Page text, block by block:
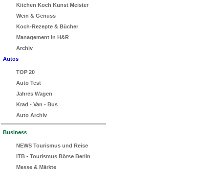
Kitchen Koch Kunst Meister
Wein & Genuss
Koch-Rezepte & Bücher
Management in H&R
Archiv
Autos
TOP 20
Auto Test
Jahres Wagen
Krad - Van - Bus
Auto Archiv
Business
NEWS Tourismus und Reise
ITB - Tourismus Börse Berlin
Messe & Märkte